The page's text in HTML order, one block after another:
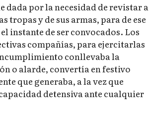
dada por la necesidad de revistar a
tropas y de sus armas, para de ese
instante de ser convocados. Los
compañías, para ejercitarlas
conllevaba la
o alarde, convertía en festivo
que generaba, a la vez que
detensiva ante cualquier